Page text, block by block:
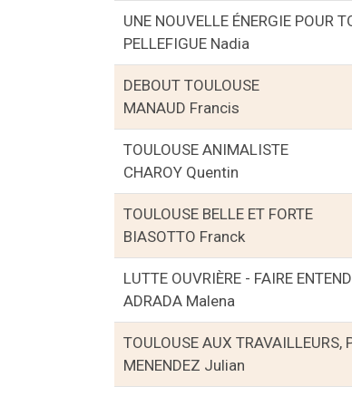
UNE NOUVELLE ÉNERGIE POUR
PELLEFIGUE Nadia
DEBOUT TOULOUSE
MANAUD Francis
TOULOUSE ANIMALISTE
CHAROY Quentin
TOULOUSE BELLE ET FORTE
BIASOTTO Franck
LUTTE OUVRIÈRE - FAIRE
ADRADA Malena
TOULOUSE AUX TRAVAILLEURS,
MENENDEZ Julian